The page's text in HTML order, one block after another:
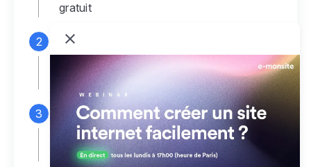
gratuit
Connectez-vous
monsite gratuit pour accéder à votre
espace d'administration
Personnalisez entièrement le
designpour créer un site web sur-mesure,
à votre image